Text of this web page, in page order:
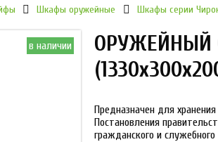
Шкафы оружейные Шкафы серии
в наличии
ОРУЖЕЙНЫЙ
Предназначен для
Постановления
гражданского и